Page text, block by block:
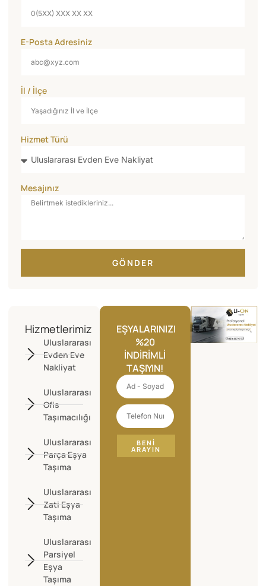
E-Posta Adresiniz
İl / İlçe
Hizmet Türü
Mesajınız
GÖNDER
Hizmetlerimiz
Uluslararası
Evden Eve
Nakliyat
Uluslararası
Ofis
Taşımacılığı
Uluslararası
Parça Eşya
Taşıma
Uluslararası
Zati Eşya
Taşıma
Uluslararası
Parsiyel
Eşya
Taşıma
EŞYALARINIZI
%20
İNDIRIMLI
TAŞIYIN!
BENI
ARAYIN